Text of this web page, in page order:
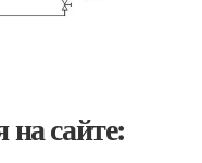
сайте: